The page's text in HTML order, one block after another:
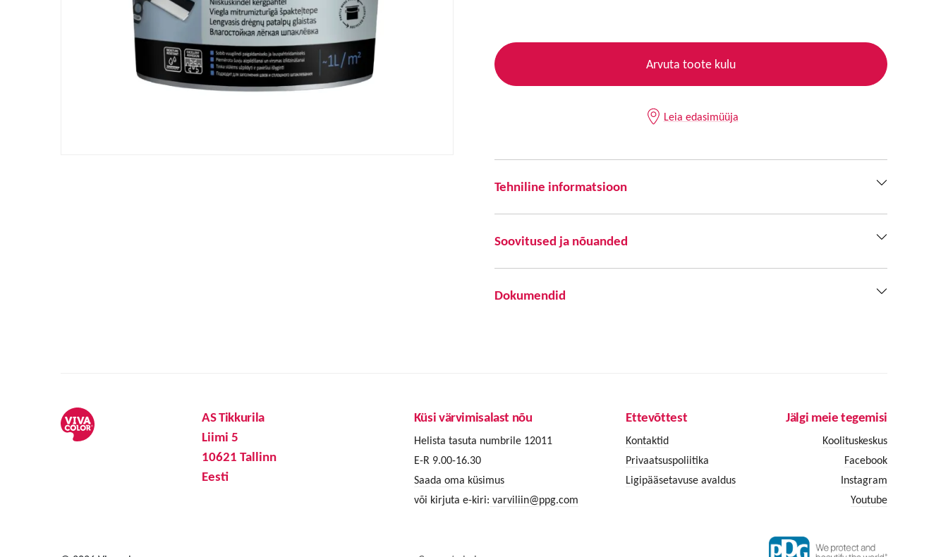
Arvuta toote kulu
Leia edasimüüja
Tehniline informatsioon
Soovitused ja nõuanded
Dokumendid
AS Tikkurila
Liimi 5
10621 Tallinn
Eesti
Küsi värvimisalast nõu
Helista tasuta numbrile 12011
E-R 9.00-16.30
Saada oma küsimus
või kirjuta e-kiri: varviliin@ppg.com
Ettevõttest
Kontaktid
Privaatsuspoliitika
Ligipääsetavuse avaldus
Jälgi meie tegemisi
Koolituskeskus
Facebook
Instagram
Youtube